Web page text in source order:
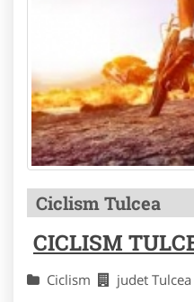
Ciclism Tulcea
CICLISM
Ciclism judet Tulcea